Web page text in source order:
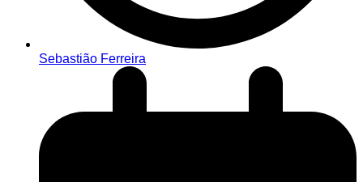
Sebastião Ferreira